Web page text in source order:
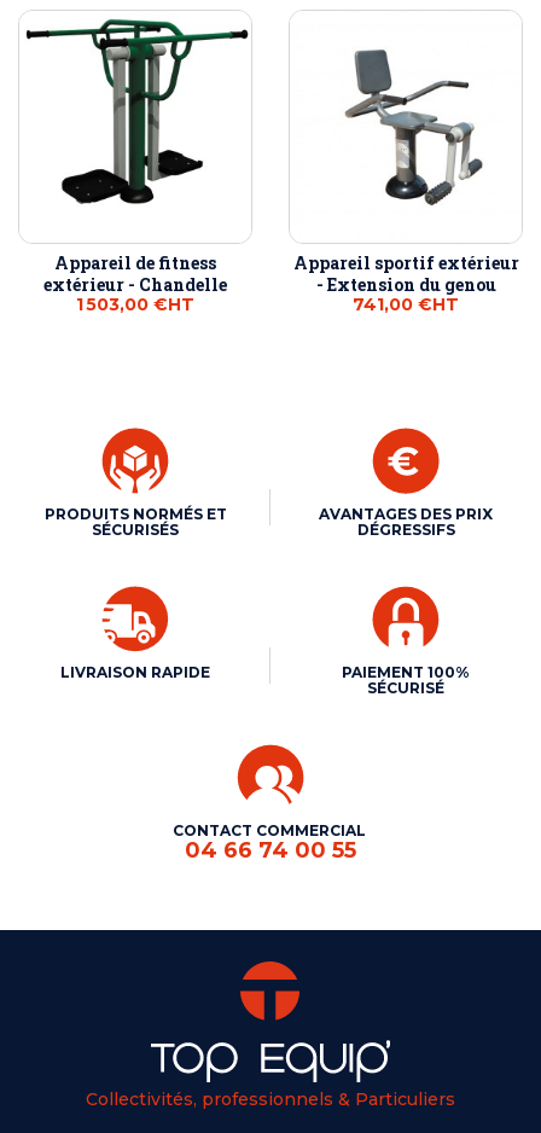
Appareil de fitness
extérieur - Chandelle
1 503,00 €HT
Appareil sportif extérieur
- Extension du genou
741,00 €HT
PRODUITS NORMÉS ET
SÉCURISÉS
AVANTAGES DES PRIX
DÉGRESSIFS
LIVRAISON RAPIDE
PAIEMENT 100%
SÉCURISÉ
CONTACT COMMERCIAL
04 66 74 00 55
Collectivités, professionnels & Particuliers